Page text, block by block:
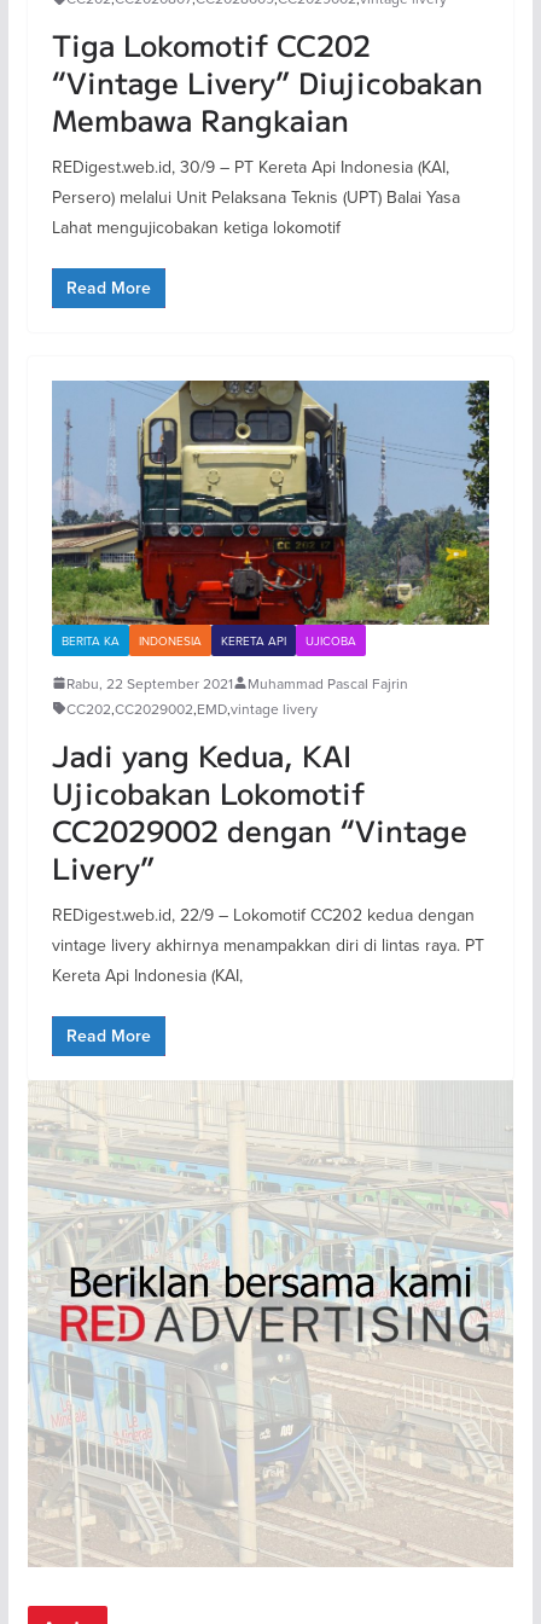
Tiga Lokomotif CC202
“Vintage Livery” Diujicobakan
Membawa Rangkaian
REDigest.web.id, 30/9 – PT Kereta Api Indonesia (KAI,
Persero) melalui Unit Pelaksana Teknis (UPT) Balai Yasa
Lahat mengujicobakan ketiga lokomotif
Read More
BERITA KA INDONESIA KERETA API UJICOBA
Rabu, 22 September 2021
Muhammad Pascal Fajrin
CC202,CC2029002,EMD,vintage livery
Jadi yang Kedua, KAI
Ujicobakan Lokomotif
CC2029002 dengan “Vintage
Livery”
REDigest.web.id, 22/9 – Lokomotif CC202 kedua dengan
vintage livery akhirnya menampakkan diri di lintas raya. PT
Kereta Api Indonesia (KAI,
Read More